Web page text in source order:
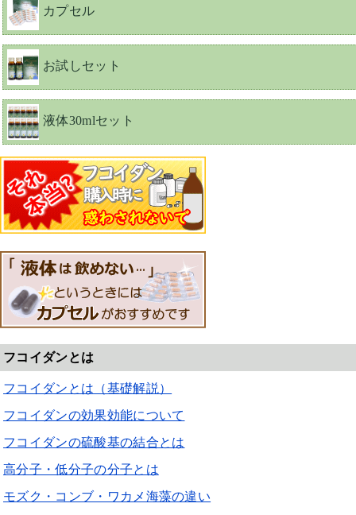
カプセル
お試しセット
液体30mlセット
フコイダンとは
フコイダンとは（基礎解説）
フコイダンの効果効能について
フコイダンの硫酸基の結合とは
高分子・低分子の分子とは
モズク・コンブ・ワカメ海藻の違い